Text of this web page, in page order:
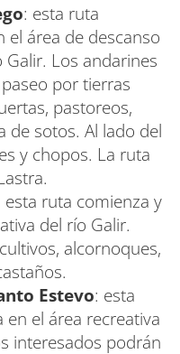
: esta ruta
el área de descanso
Los andarines
por tierras
pastoreos,
de sotos. Al lado del
y chopos. La ruta
esta ruta comienza y
del río Galir.
alcornoques,
Estevo: esta
el área recreativa
interesados podrán